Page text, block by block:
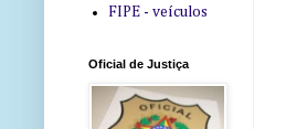
FIPE - veículos
Oficial de Justiça